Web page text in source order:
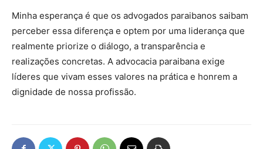
Minha esperança é que os advogados paraibanos saibam
perceber essa diferença e optem por uma liderança que
realmente priorize o diálogo, a transparência e
realizações concretas. A advocacia paraibana exige
líderes que vivam esses valores na prática e honrem a
dignidade de nossa profissão.